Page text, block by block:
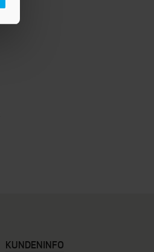
KUNDENINFO